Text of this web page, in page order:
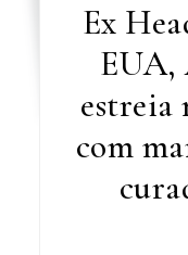
Ex
EUA,
estreia
com